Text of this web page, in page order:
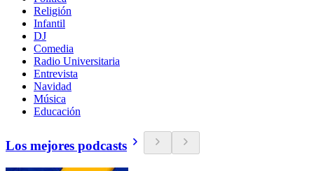
Religión
Infantil
DJ
Comedia
Radio Universitaria
Entrevista
Navidad
Música
Educación
Los mejores podcasts